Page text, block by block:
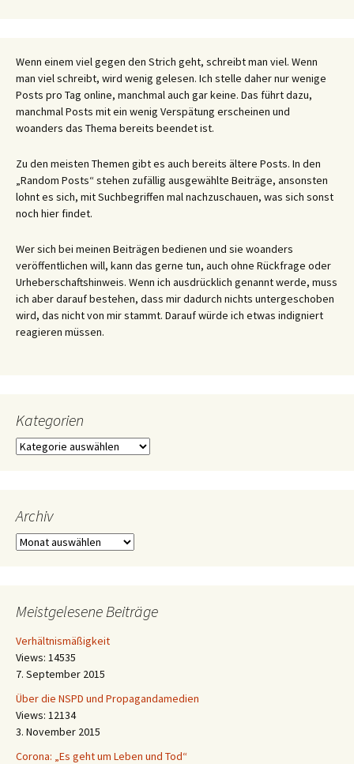
Wenn einem viel gegen den Strich geht, schreibt man viel. Wenn
man viel schreibt, wird wenig gelesen. Ich stelle daher nur wenige
Posts pro Tag online, manchmal auch gar keine. Das führt dazu,
manchmal Posts mit ein wenig Verspätung erscheinen und
woanders das Thema bereits beendet ist.
Zu den meisten Themen gibt es auch bereits ältere Posts. In den
„Random Posts“ stehen zufällig ausgewählte Beiträge, ansonsten
lohnt es sich, mit Suchbegriffen mal nachzuschauen, was sich sonst
noch hier findet.
Wer sich bei meinen Beiträgen bedienen und sie woanders
veröffentlichen will, kann das gerne tun, auch ohne Rückfrage oder
Urheberschaftshinweis. Wenn ich ausdrücklich genannt werde, muss
ich aber darauf bestehen, dass mir dadurch nichts untergeschoben
wird, das nicht von mir stammt. Darauf würde ich etwas indigniert
reagieren müssen.
Kategorien
Kategorien
Archiv
Archiv
Meistgelesene Beiträge
Verhältnismäßigkeit
Views: 14535
7. September 2015
Über die NSPD und Propagandamedien
Views: 12134
3. November 2015
Corona: „Es geht um Leben und Tod“